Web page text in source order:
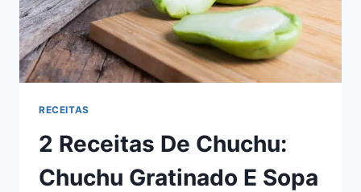
RECEITAS
2 Receitas De Chuchu:
Chuchu Gratinado E Sopa